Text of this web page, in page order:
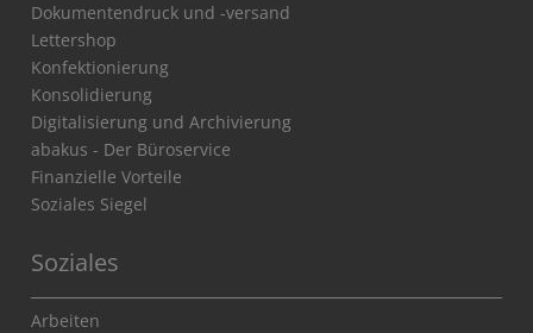
Dokumentendruck und -versand
Lettershop
Konfektionierung
Konsolidierung
Digitalisierung und Archivierung
abakus - Der Büroservice
Finanzielle Vorteile
Soziales Siegel
Soziales
Arbeiten